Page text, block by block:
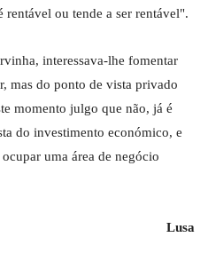
ou tende a ser rentável".
interessava-lhe fomentar
mas do ponto de vista privado
momento julgo que não, já é
do investimento económico, e
uma área de negócio
Lusa